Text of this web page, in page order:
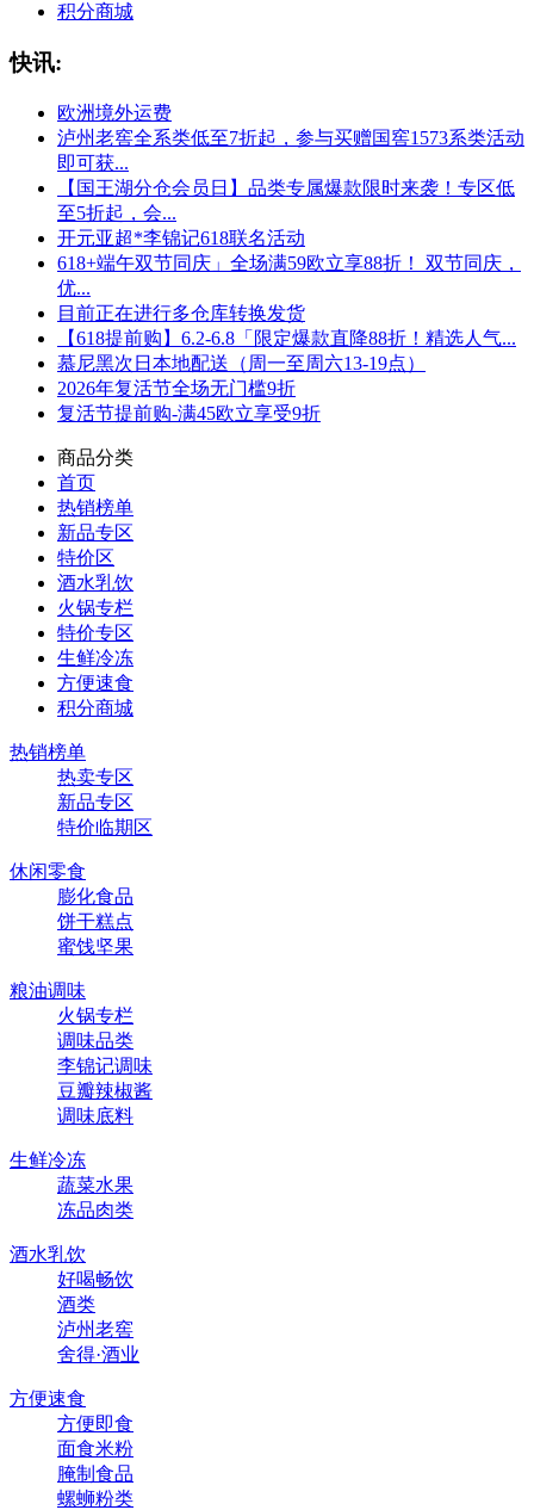
积分商城
快讯:
欧洲境外运费
泸州老窖全系类低至7折起，参与买赠国窖1573系类活动
即可获...
【国王湖分仓会员日】品类专属爆款限时来袭！专区低
至5折起，会...
开元亚超*李锦记618联名活动
618+端午双节同庆」全场满59欧立享88折！ 双节同庆，
优...
目前正在进行多仓库转换发货
【618提前购】6.2-6.8「限定爆款直降88折！精选人气...
慕尼黑次日本地配送（周一至周六13-19点）
2026年复活节全场无门槛9折
复活节提前购-满45欧立享受9折
商品分类
首页
热销榜单
新品专区
特价区
酒水乳饮
火锅专栏
特价专区
生鲜冷冻
方便速食
积分商城
热销榜单
热卖专区
新品专区
特价临期区
休闲零食
膨化食品
饼干糕点
蜜饯坚果
粮油调味
火锅专栏
调味品类
李锦记调味
豆瓣辣椒酱
调味底料
生鲜冷冻
蔬菜水果
冻品肉类
酒水乳饮
好喝畅饮
酒类
泸州老窖
舍得·酒业
方便速食
方便即食
面食米粉
腌制食品
螺蛳粉类